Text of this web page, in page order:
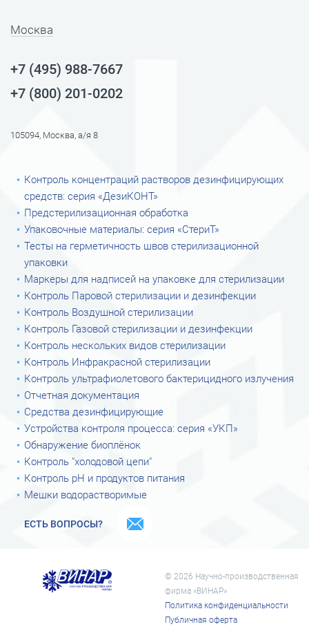
Москва
+7 (495) 988-7667
+7 (800) 201-0202
105094, Москва, а/я 8
Контроль концентраций растворов дезинфицирующих
средств: серия «ДезиКОНТ»
Предстерилизационная обработка
Упаковочные материалы: серия «СтериТ»
Тесты на герметичность швов стерилизационной
упаковки
Маркеры для надписей на упаковке для стерилизации
Контроль Паровой стерилизации и дезинфекции
Контроль Воздушной стерилизации
Контроль Газовой стерилизации и дезинфекции
Контроль нескольких видов стерилизации
Контроль Инфракрасной стерилизации
Контроль ультрафиолетового бактерицидного излучения
Отчетная документация
Средства дезинфицирующие
Устройства контроля процесса: серия «УКП»
Обнаружение биоплёнок
Контроль "холодовой цепи"
Контроль рН и продуктов питания
Мешки водорастворимые
ЕСТЬ ВОПРОСЫ?
© 2026 Научно-производственная
фирма «ВИНАР»
Политика конфиденциальности
Публичная оферта